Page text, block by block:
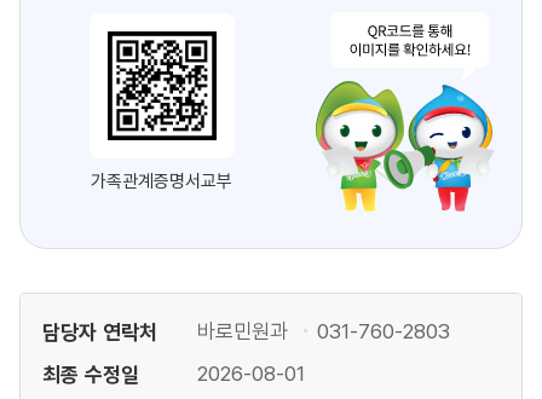
가족관계증명서교부
담당자 연락처 바로민원과 031-760-2803
최종 수정일 2026-08-01